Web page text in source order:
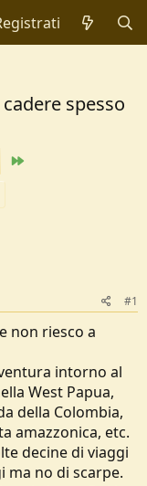
spesso
#1
non riesco a
intorno al
West Papua,
della Colombia,
amazzonica, etc.
decine di viaggi
ma no di scarpe.